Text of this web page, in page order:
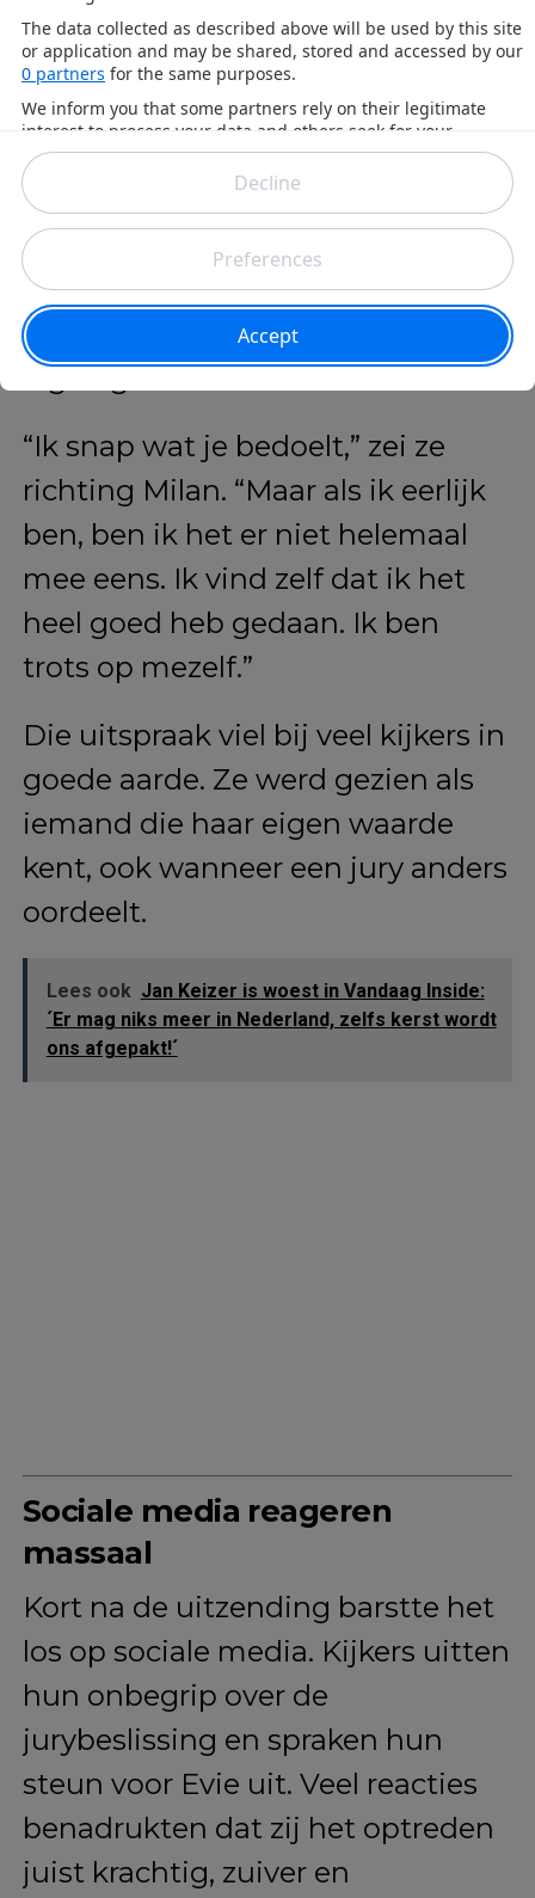
Evie reageert met openheid en
trots
Evie liet duidelijk merken dat ze
het oneens was met het oordeel,
zonder de jury aan te vallen. Ze
erkende dat ze de kritiek deels
begreep, maar bleef ook bij haar
eigen gevoel.
“Ik snap wat je bedoelt,” zei ze
richting Milan. “Maar als ik eerlijk
ben, ben ik het er niet helemaal
mee eens. Ik vind zelf dat ik het
heel goed heb gedaan. Ik ben
trots op mezelf.”
Die uitspraak viel bij veel kijkers in
goede aarde. Ze werd gezien als
iemand die haar eigen waarde
kent, ook wanneer een jury anders
oordeelt.
Lees ook Jan Keizer is woest in Vandaag Inside:
´Er mag niks meer in Nederland, zelfs kerst wordt
ons afgepakt!´
Sociale media reageren
massaal
Kort na de uitzending barstte het
los op sociale media. Kijkers uitten
hun onbegrip over de
jurybeslissing en spraken hun
steun voor Evie uit. Veel reacties
benadrukten dat zij het optreden
juist krachtig, zuiver en